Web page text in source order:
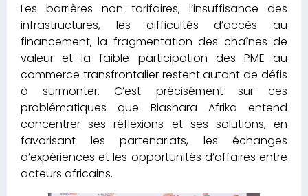
Les barrières non tarifaires, l’insuffisance des
infrastructures, les difficultés d’accès au
financement, la fragmentation des chaînes de
valeur et la faible participation des PME au
commerce transfrontalier restent autant de défis
à surmonter. C’est précisément sur ces
problématiques que Biashara Afrika entend
concentrer ses réflexions et ses solutions, en
favorisant les partenariats, les échanges
d’expériences et les opportunités d’affaires entre
acteurs africains.